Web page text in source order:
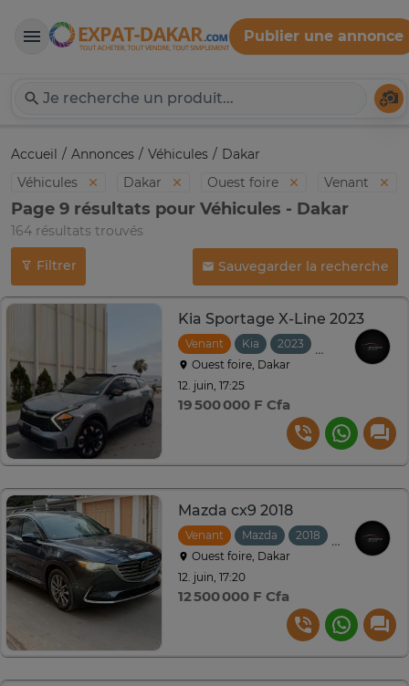
Expat-Dakar
Publier une annonce
Accueil Annonces Véhicules
Dakar
Véhicules
Dakar Ouest foire Venant
Page 9 résultats pour Véhicules - Dakar
164 résultats trouvés
Filtrer Sauvegarder la recherche
Kia Sportage X-Line 2023
Venant Kia 2023
Automatique
Ouest foire, Dakar
12. juin, 17:25
19 500 000 F Cfa
Mazda cx9 2018
Venant Mazda 2018
Ouest foire, Dakar
12. juin, 17:20
12 500 000 F Cfa